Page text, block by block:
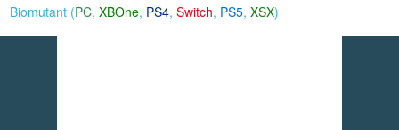
Biomutant (PC,XBOne, PS4,Switch, PS5,XSX)